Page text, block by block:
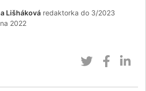
Lišháková redaktorka do 3/2023
2022